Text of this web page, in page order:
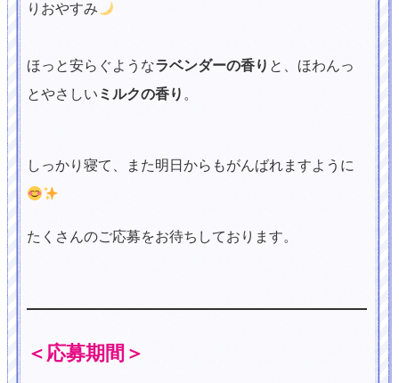
りおやすみ
ほっと安らぐようなラベンダーの香り と、ほわんっ
とやさしい ミルクの香り 。
しっかり寝て、また明日からもがんばれますように
たくさんのご応募をお待ちしております。
＜応募期間＞